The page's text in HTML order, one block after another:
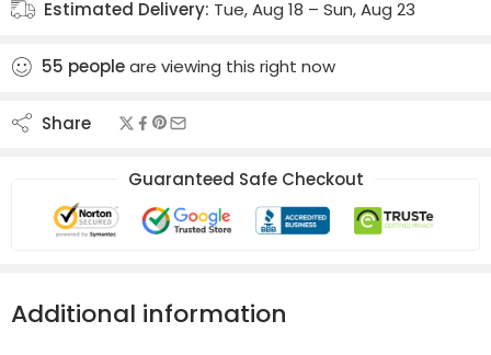
Estimated Delivery: Tue, Aug 18 – Sun, Aug 23
55 peopleare viewing this right now
Share
Guaranteed Safe Checkout
Additional information